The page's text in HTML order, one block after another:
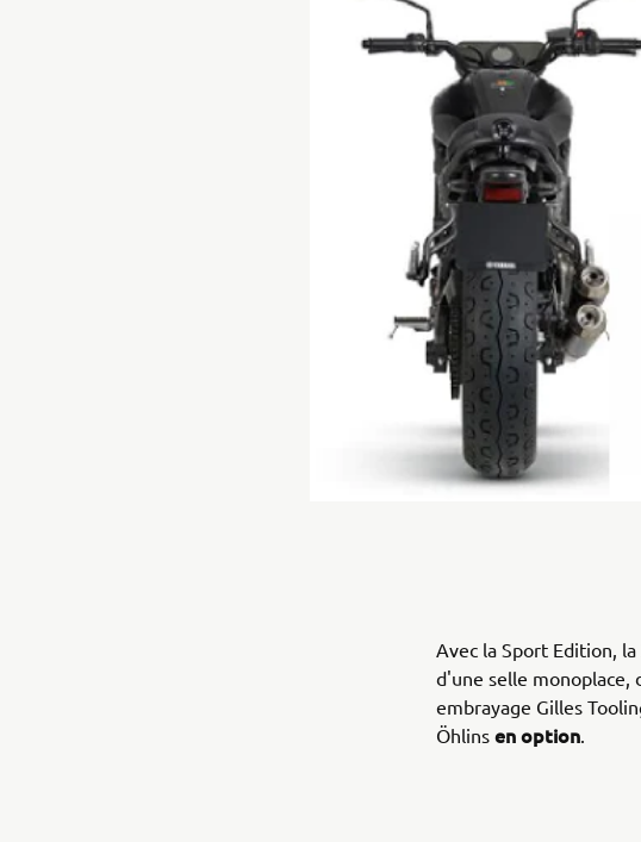
Avec la Sport Edition,
d'une selle monoplace,
embrayage Gilles
Öhlins en option